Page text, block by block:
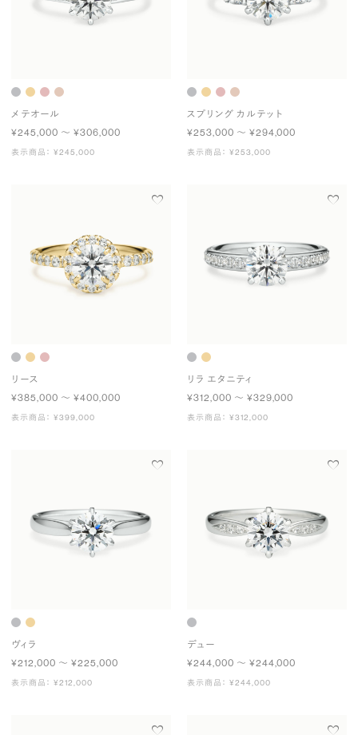
メテオール
¥245,000 〜 ¥306,000
表示商品： ¥245,000
スプリング カルテット
¥253,000 〜 ¥294,000
表示商品： ¥253,000
リース
¥385,000 〜 ¥400,000
表示商品： ¥399,000
リラ エタニティ
¥312,000 〜 ¥329,000
表示商品： ¥312,000
ヴィラ
¥212,000 〜 ¥225,000
表示商品： ¥212,000
デュー
¥244,000 〜 ¥244,000
表示商品： ¥244,000